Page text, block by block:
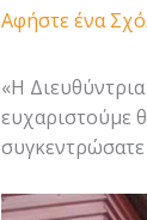
Αφήστε ένα
«Η
ευχαριστούμε
συγκεντρώσατε